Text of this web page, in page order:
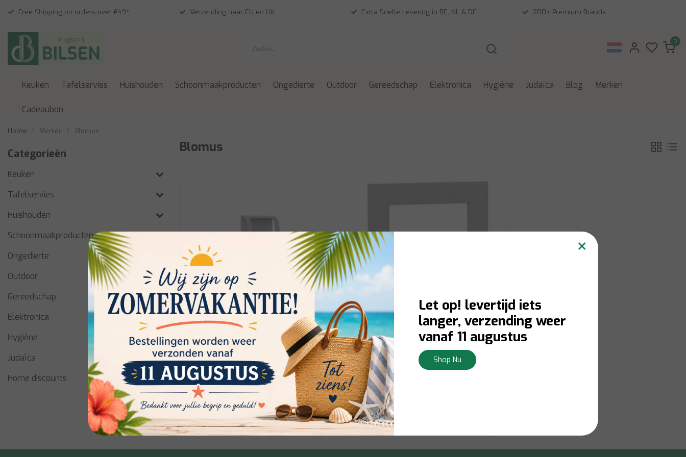
Free Shipping on orders over €49* Verzending naar EU en UK Extra Snelle Levering in BE, NL & DE 200+ Premium Brands
0
Keuken Tafelservies Huishouden Schoonmaakproducten Ongedierte Outdoor Gereedschap Elektronica Hygiëne Judaïca Blog Merken
Cadeaubon
Home Merken Blomus
Categorieën
Keuken
Tafelservies
Huishouden
Schoonmaakproducten
Ongedierte
Outdoor
Gereedschap
Elektronica
Hygiëne
Judaïca
Home discounts
Blomus
Blomus
BOGO Zelfklevende Handdoekhaak
– Grijs
Op voorraad: Levering 1-3 werkdagen
€3,50 Bekijken
Blomus
VINDO Zelfklevende
Handdoekhaak – Grijs
Op voorraad:
€3,50
×
Let op! levertijd iets
langer, verzending weer
vanaf 11 augustus
Shop Nu